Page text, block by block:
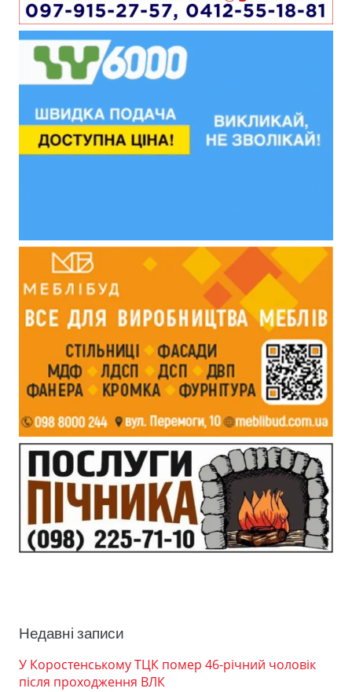
Недавні записи
У Коростенському ТЦК помер 46-річний чоловік
після проходження ВЛК